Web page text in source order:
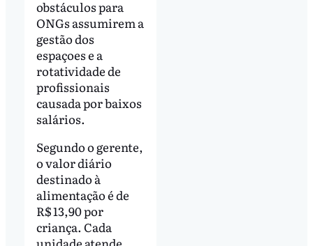
obstáculos para
ONGs assumirem a
gestão dos
espaçoes e a
rotatividade de
profissionais
causada por baixos
salários.
Segundo o gerente,
o valor diário
destinado à
alimentação é de
R$ 13,90 por
criança. Cada